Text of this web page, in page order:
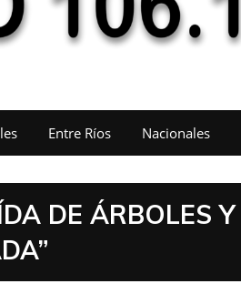
Entre Ríos Nacionales
DE ÁRBOLES Y